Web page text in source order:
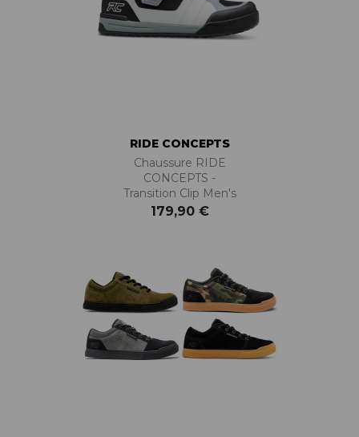
RIDE CONCEPTS
Chaussure RIDE
CONCEPTS -
Transition Clip Men's
179,90 €